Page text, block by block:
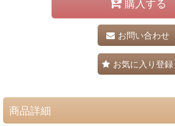
購入する
お問い合わせ
お気に入り登録
商品詳細